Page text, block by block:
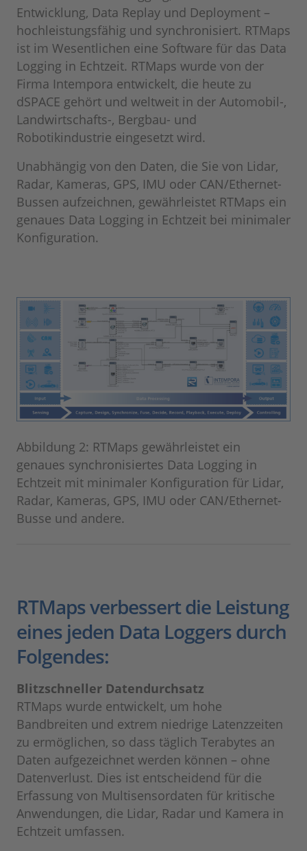
Entwicklung, Data Replay und Deployment –
hochleistungsfähig und synchronisiert. RTMaps
ist im Wesentlichen eine Software für das Data
Logging in Echtzeit. RTMaps wurde von der
Firma Intempora entwickelt, die heute zu
dSPACE gehört und weltweit in der Automobil-,
Landwirtschafts-, Bergbau- und
Robotikindustrie eingesetzt wird.
Unabhängig von den Daten, die Sie von Lidar,
Radar, Kameras, GPS, IMU oder CAN/Ethernet-
Bussen aufzeichnen, gewährleistet RTMaps ein
genaues Data Logging in Echtzeit bei minimaler
Konfiguration.
Abbildung 2: RTMaps gewährleistet ein
genaues synchronisiertes Data Logging in
Echtzeit mit minimaler Konfiguration für Lidar,
Radar, Kameras, GPS, IMU oder CAN/Ethernet-
Busse und andere.
RTMaps verbessert die Leistung
eines jeden Data Loggers durch
Folgendes:
Blitzschneller Datendurchsatz
RTMaps wurde entwickelt, um hohe
Bandbreiten und extrem niedrige Latenzzeiten
zu ermöglichen, so dass täglich Terabytes an
Daten aufgezeichnet werden können – ohne
Datenverlust. Dies ist entscheidend für die
Erfassung von Multisensordaten für kritische
Anwendungen, die Lidar, Radar und Kamera in
Echtzeit umfassen.